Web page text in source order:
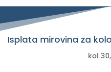
Isplata mirovina za
kol